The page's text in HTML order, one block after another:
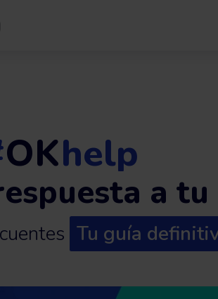
OKhelp
a
Tu guía